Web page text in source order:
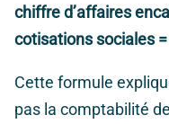
chiffre d’affaires
cotisations sociales
Cette formule
pas la comptabilité